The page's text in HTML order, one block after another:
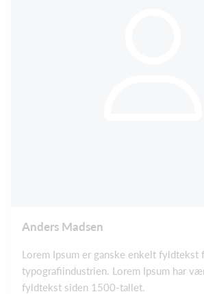
Anders Madsen
Lorem Ipsum er ganske enkelt fyldtekst
typografiindustrien. Lorem Ipsum har
fyldtekst siden 1500-tallet.